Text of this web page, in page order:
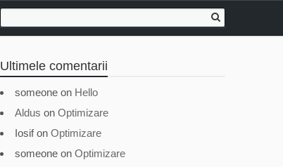
Ultimele comentarii
someone on Hello
Aldus on Optimizare
Iosifon Optimizare
someone on Optimizare